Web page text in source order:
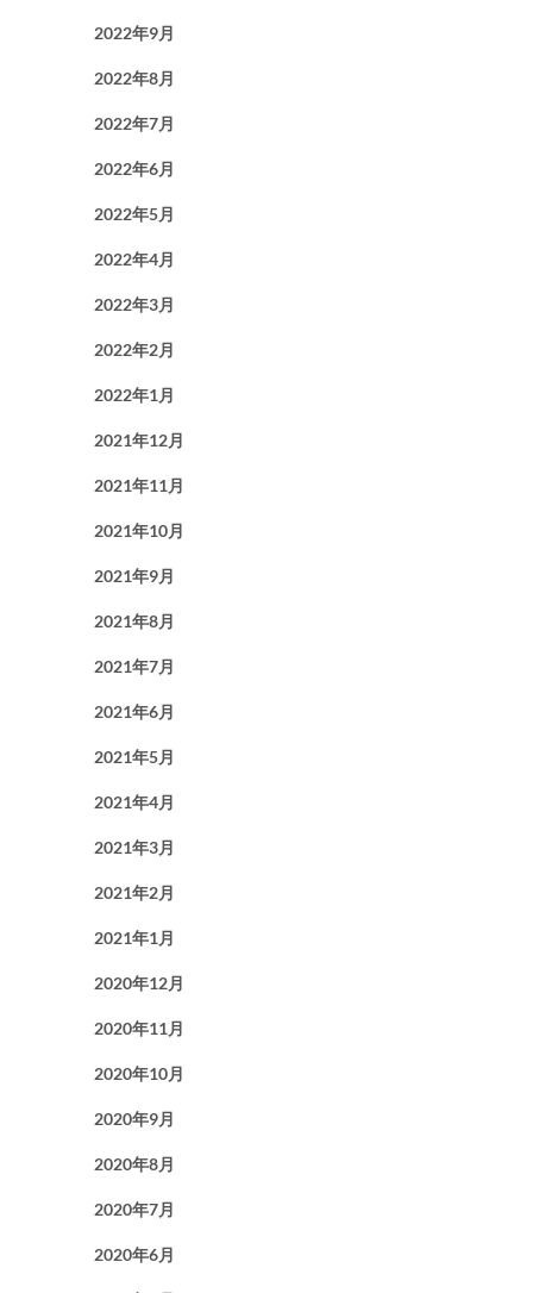
2022年9月
2022年8月
2022年7月
2022年6月
2022年5月
2022年4月
2022年3月
2022年2月
2022年1月
2021年12月
2021年11月
2021年10月
2021年9月
2021年8月
2021年7月
2021年6月
2021年5月
2021年4月
2021年3月
2021年2月
2021年1月
2020年12月
2020年11月
2020年10月
2020年9月
2020年8月
2020年7月
2020年6月